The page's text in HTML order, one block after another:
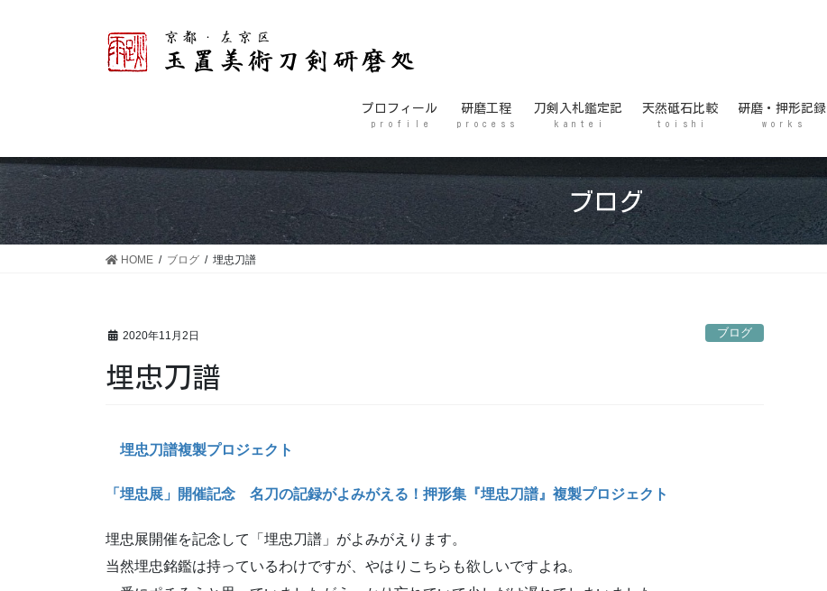
動
に
動
プロフィール
p r o f i l e
研磨工程
p r o c e s s
刀剣入札鑑定記
k a n t e i
天然砥石比較
t o i s h i
研磨・押形記録
w o r k s
ブログ
HOME ブログ 埋忠刀譜
2020年11月2日 ブログ
埋忠刀譜
埋忠刀譜複製プロジェクト
「埋忠展」開催記念 名刀の記録がよみがえる！押形集『埋忠刀譜』複製プロジェクト
埋忠展開催を記念して「埋忠刀譜」がよみがえります。
当然埋忠銘鑑は持っているわけですが、やはりこちらも欲しいですよね。